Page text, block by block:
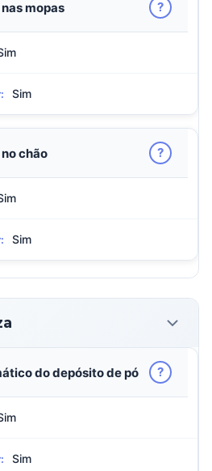
mopas ?
Sim
chão ?
Sim
do depósito de pó ?
Sim